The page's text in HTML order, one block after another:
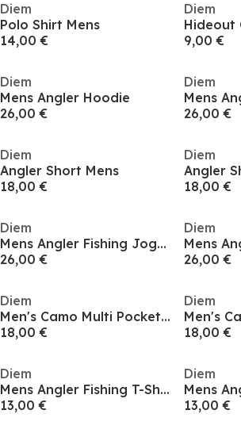
Diem
Polo Shirt Mens
14,00 €
Diem
Hideout
9,00 €
Diem
Mens Angler Hoodie
26,00 €
Diem
Mens
26,00 €
Diem
Angler Short Mens
18,00 €
Diem
Angler
18,00 €
Diem
Mens Angler Fishing Jogger
26,00 €
Diem
26,00 €
Diem
Men's Camo Multi Pocket DWR Performance Training Gilet
18,00 €
Diem
18,00 €
Diem
Mens Angler Fishing T-Shirt
13,00 €
Diem
13,00 €